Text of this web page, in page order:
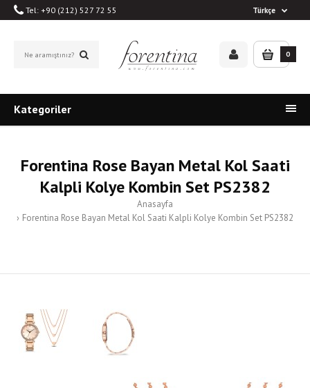
Tel: +90 (212) 527 72 55 Türkçe
0
Kategoriler
Forentina Rose Bayan Metal Kol Saati
Kalpli Kolye Kombin Set PS2382
Anasayfa
Forentina Rose Bayan Metal Kol Saati Kalpli Kolye Kombin Set PS2382